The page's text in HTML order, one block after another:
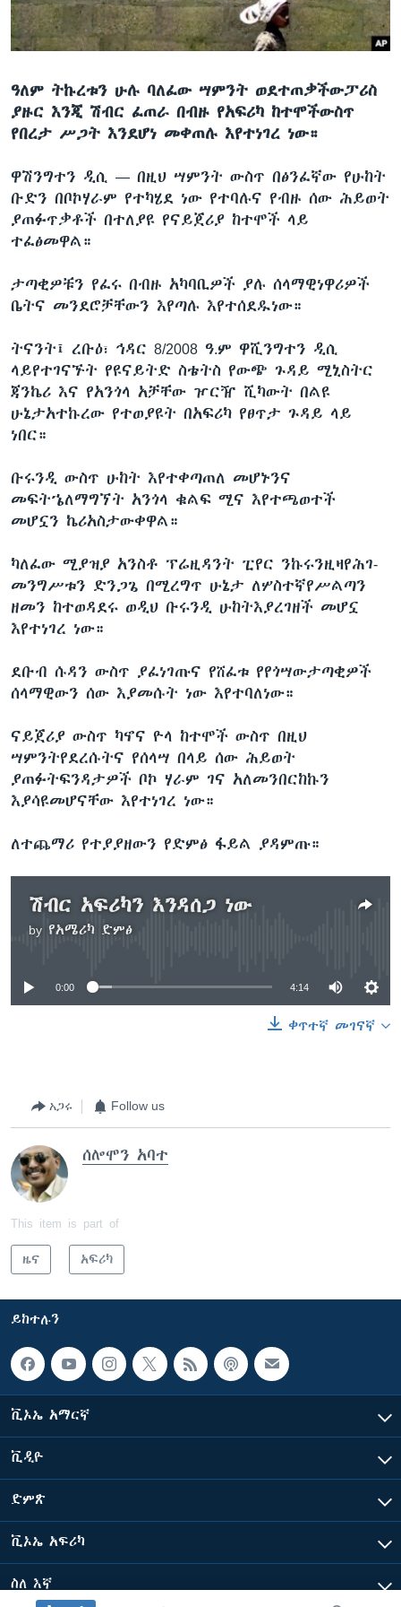
ዓለም ትኩረቱን ሁሉ ባለፈው ሣምንት ወደተጠቃችውፓሪስ
ያዙር እንጂ ሽብር ፈጠራ በብዙ የአፍሪካ ከተሞችውስጥ
የበረታ ሥጋት እንደሆነ መቀጠሉ እየተነገረ ነው።
ዋሽንግተን ዲሲ — በዚህ ሣምንት ውስጥ በፅንፈኛው የሁከት
ቡድን በቦኮሃራም የተካሄደ ነው የተባሉና የብዙ ሰው ሕይወት
ያጠፉጥቃቶች በተለያዩ የናይጀሪያ ከተሞች ላይ
ተፈፅመዋል።
ታጣቂዎቹን የፈሩ በብዙ አካባቢዎች ያሉ ሰላማዊነዋሪዎች
ቤትና መንደሮቻቸውን እየጣሉ እየተሰደዱነው።
ትናንት፤ ረቡዕ፣ ኅዳር 8/2008 ዓ.ም ዋሺንግተን ዲሲ
ላይየተገናኙት የዩናይትድ ስቴትስ የውጭ ጉዳይ ሚኒስትር
ጃንኬሪ እና የአንጎላ አቻቸው ዦርዥ ሺካውት በልዩ
ሁኔታአተኩረው የተወያዩት በአፍሪካ የፀጥታ ጉዳይ ላይ
ነበር።
ቡሩንዲ ውስጥ ሁከት እየተቀጣጠለ መሆኑንና
መፍትኄለማግኘት አንጎላ ቁልፍ ሚና እየተጫወተች
መሆኗን ኬሪአስታውቀዋል።
ካለፈው ሚያዝያ አንስቶ ፕሬዚዳንት ፒየር ንኩሩንዚዛየሕገ-
መንግሥቱን ድንጋጌ በሚረግጥ ሁኔታ ለሦስተኛየሥልጣን
ዘመን ከተወዳደሩ ወዲህ ቡሩንዲ ሁከትእያረገዘች መሆኗ
እየተነገረ ነው።
ደቡብ ሱዳን ውስጥ ያፈነገጡና የሸፈቱ የየጎሣውታጣቂዎች
ሰላማዊውን ሰው እያመሱት ነው እየተባለነው።
ናይጀሪያ ውስጥ ካኖና ዮላ ከተሞች ውስጥ በዚህ
ሣምንትየደረሱትና የሰላሣ በላይ ሰው ሕይወት
ያጠፉትፍንዳታዎች ቦኮ ሃራም ገና አለመንበርከኩን
እያሳዩመሆናቸው እየተነገረ ነው።
ለተጨማሪ የተያያዘውን የድምፅ ፋይል ያዳምጡ።
ሽብር አፍሪካን እንዳሰጋ ነው
by የአሜሪካ ድምፅ
No media source currently available
0:00 4:14
ቀጥተኛ መገናኛ
አጋሩ Follow us
ሰሎሞን አባተ
This item is part of
ዜና አፍሪካ
ይከተሉን
ቪኦኤ አማርኛ
ቪዲዮ
ድምጽ
ቪኦኤ አፍሪካ
ስለ እኛ